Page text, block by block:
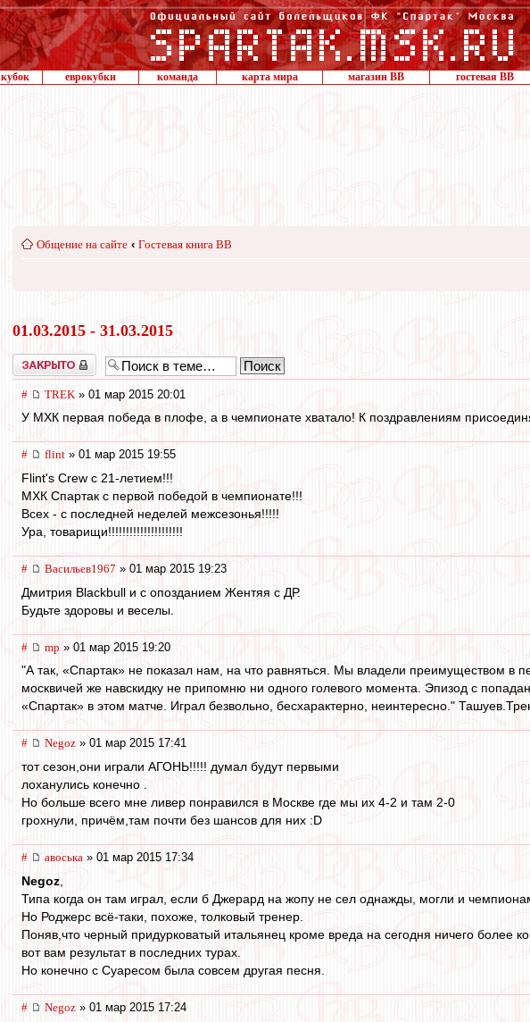
кубок еврокубки команда карта мира магазин ВВ гостевая ВВ
Общение на сайте ‹ Гостевая книга ВВ
01.03.2015 - 31.03.2015
Закрыто
# TREK » 01 мар 2015 20:01
У МХК первая победа в плофе, а в чемпионате хватало! К поздравлениям
# flint » 01 мар 2015 19:55
Flint's Crew с 21-летием!!!
МХК Спартак с первой победой в чемпионате!!!
Всех - с последней неделей межсезонья!!!!!
Ура, товарищи!!!!!!!!!!!!!!!!!!!!!
# Васильев1967 » 01 мар 2015 19:23
Дмитрия Blackbull и с опозданием Жентяя с ДР.
Будьте здоровы и веселы.
# mp » 01 мар 2015 19:20
"А так, «Спартак» не показал нам, на что равняться. Мы владели преимуществом в
москвичей же навскидку не припомню ни одного голевого момента. Эпизод с
«Спартак» в этом матче. Играл безвольно, бесхарактерно, неинтересно."
# Negoz » 01 мар 2015 17:41
тот сезон,они играли АГОНЬ!!!!! думал будут первыми
лоханулись конечно .
Но больше всего мне ливер понравился в Москве где мы их 4-2 и там 2-0
грохнули, причём,там почти без шансов для них :D
# авоська » 01 мар 2015 17:34
Negoz
Типа когда он там играл, если б Джерард на жопу не сел однажды, могли и
Но Роджерс всё-таки, похоже, толковый тренер.
Поняв,что черный придурковатый итальянец кроме вреда на сегодня ничего более
вот вам результат в последних турах.
Но конечно с Суаресом была совсем другая песня.
# Negoz » 01 мар 2015 17:24